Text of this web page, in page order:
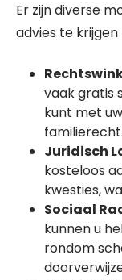
Er zijn diverse
advies te krijgen
vaak gratis
kunt met
familierecht.
Juridisch
kosteloos
kwesties,
Sociaal
kunnen u
rondom